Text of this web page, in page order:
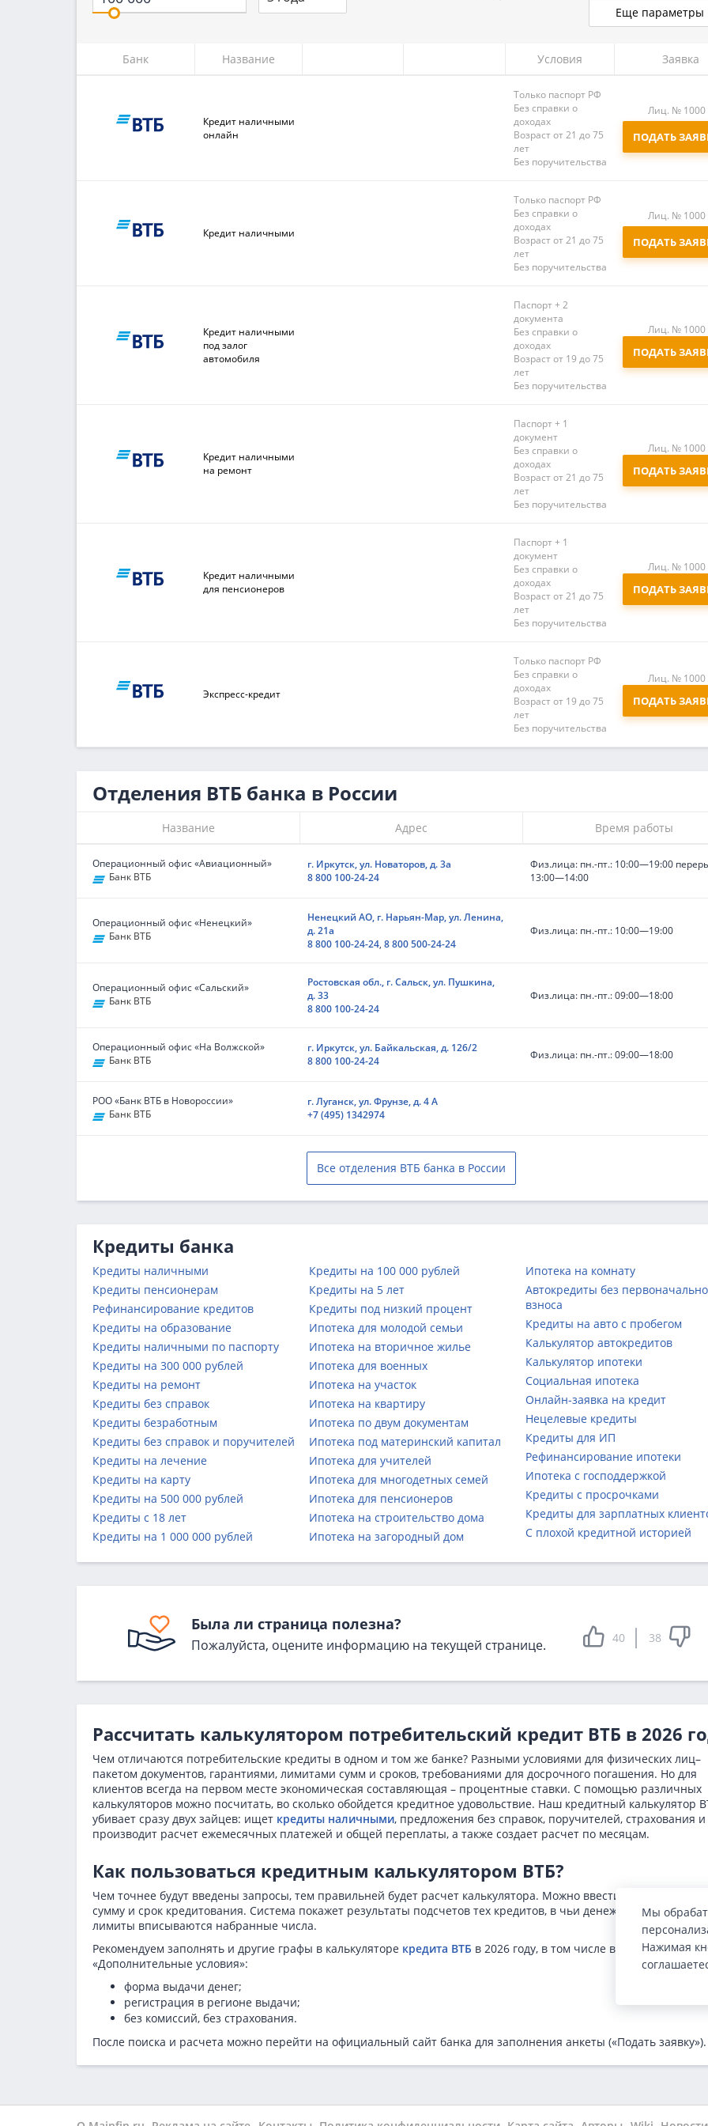
Еще параметры
Банк Название Условия Заявка
Кредит наличными
онлайн
Только паспорт РФ
Без справки о
доходах
Возраст от 21 до 75
лет
Без поручительства
Лиц. № 1000
ПОДАТЬ
Кредит наличными
Только паспорт РФ
Без справки о
доходах
Возраст от 21 до 75
лет
Без поручительства
Лиц. № 1000
ПОДАТЬ
Кредит наличными
под залог
автомобиля
Паспорт + 2
документа
Без справки о
доходах
Возраст от 19 до 75
лет
Без поручительства
Лиц. № 1000
ПОДАТЬ
Кредит наличными
на ремонт
Паспорт + 1
документ
Без справки о
доходах
Возраст от 21 до 75
лет
Без поручительства
Лиц. № 1000
ПОДАТЬ
Кредит наличными
для пенсионеров
Паспорт + 1
документ
Без справки о
доходах
Возраст от 21 до 75
лет
Без поручительства
Лиц. № 1000
ПОДАТЬ
Экспресс-кредит
Только паспорт РФ
Без справки о
доходах
Возраст от 19 до 75
лет
Без поручительства
Лиц. № 1000
ПОДАТЬ
Отделения ВТБ банка в России
Название Адрес Время работы
Операционный офис «Авиационный»
Банк ВТБ
г. Иркутск, ул. Новаторов, д. 3а
8 800 100-24-24
Физ.лица: пн.-пт.: 10:00—19:00
13:00—14:00
Операционный офис «Ненецкий»
Банк ВТБ
Ненецкий АО, г. Нарьян-Мар, ул. Ленина,
д. 21а
8 800 100-24-24, 8 800 500-24-24
Физ.лица: пн.-пт.: 10:00—19:00
Операционный офис «Сальский»
Банк ВТБ
Ростовская обл., г. Сальск, ул. Пушкина,
д. 33
8 800 100-24-24
Физ.лица: пн.-пт.: 09:00—18:00
Операционный офис «На Волжской»
Банк ВТБ
г. Иркутск, ул. Байкальская, д. 126/2
8 800 100-24-24
Физ.лица: пн.-пт.: 09:00—18:00
РОО «Банк ВТБ в Новороссии»
Банк ВТБ
г. Луганск, ул. Фрунзе, д. 4 А
+7 (495) 1342974
Все отделения ВТБ банка в России
Кредиты банка
Кредиты наличными
Кредиты пенсионерам
Рефинансирование кредитов
Кредиты на образование
Кредиты наличными по паспорту
Кредиты на 300 000 рублей
Кредиты на ремонт
Кредиты без справок
Кредиты безработным
Кредиты без справок и поручителей
Кредиты на лечение
Кредиты на карту
Кредиты на 500 000 рублей
Кредиты с 18 лет
Кредиты на 1 000 000 рублей
Кредиты на 100 000 рублей
Кредиты на 5 лет
Кредиты под низкий процент
Ипотека для молодой семьи
Ипотека на вторичное жилье
Ипотека для военных
Ипотека на участок
Ипотека на квартиру
Ипотека по двум документам
Ипотека под материнский капитал
Ипотека для учителей
Ипотека для многодетных семей
Ипотека для пенсионеров
Ипотека на строительство дома
Ипотека на загородный дом
Ипотека на комнату
Автокредиты без
взноса
Кредиты на авто с пробегом
Калькулятор автокредитов
Калькулятор ипотеки
Социальная ипотека
Онлайн-заявка на кредит
Нецелевые кредиты
Кредиты для ИП
Рефинансирование ипотеки
Ипотека с господдержкой
Кредиты с просрочками
Кредиты для зарплатных
С плохой кредитной историей
Была ли страница полезна?
Пожалуйста, оцените информацию на текущей странице. 40 38
Рассчитать калькулятором потребительский кредит ВТБ в 2026
Чем отличаются потребительские кредиты в одном и том же банке? Разными условиями для физических лиц–
пакетом документов, гарантиями, лимитами сумм и сроков, требованиями для досрочного погашения. Но для
клиентов всегда на первом месте экономическая составляющая – процентные ставки. С помощью различных
калькуляторов можно посчитать, во сколько обойдется кредитное удовольствие. Наш кредитный калькулятор
убивает сразу двух зайцев: ищет кредиты наличными, предложения без справок, поручителей, страхования и
производит расчет ежемесячных платежей и общей переплаты, а также создает расчет по месяцам.
Как пользоваться кредитным калькулятором ВТБ?
Чем точнее будут введены запросы, тем правильней будет расчет калькулятора. Можно ввести базовые
сумму и срок кредитования. Система покажет результаты подсчетов тех кредитов, в чьи денежные и
лимиты вписываются набранные числа.
Рекомендуем заполнять и другие графы в калькуляторе кредита ВТБ в 2026 году, в том числе в разделе
«Дополнительные условия»:
форма выдачи денег;
регистрация в регионе выдачи;
без комиссий, без страхования.
После поиска и расчета можно перейти на официальный сайт банка для заполнения анкеты («Подать заявку»).
Мы
Нажимая